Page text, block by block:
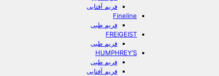
فریم آفتابی
Fineline
فریم طبی
FREIGEIST
فریم طبی
HUMPHREY’S
فریم طبی
فریم آفتابی